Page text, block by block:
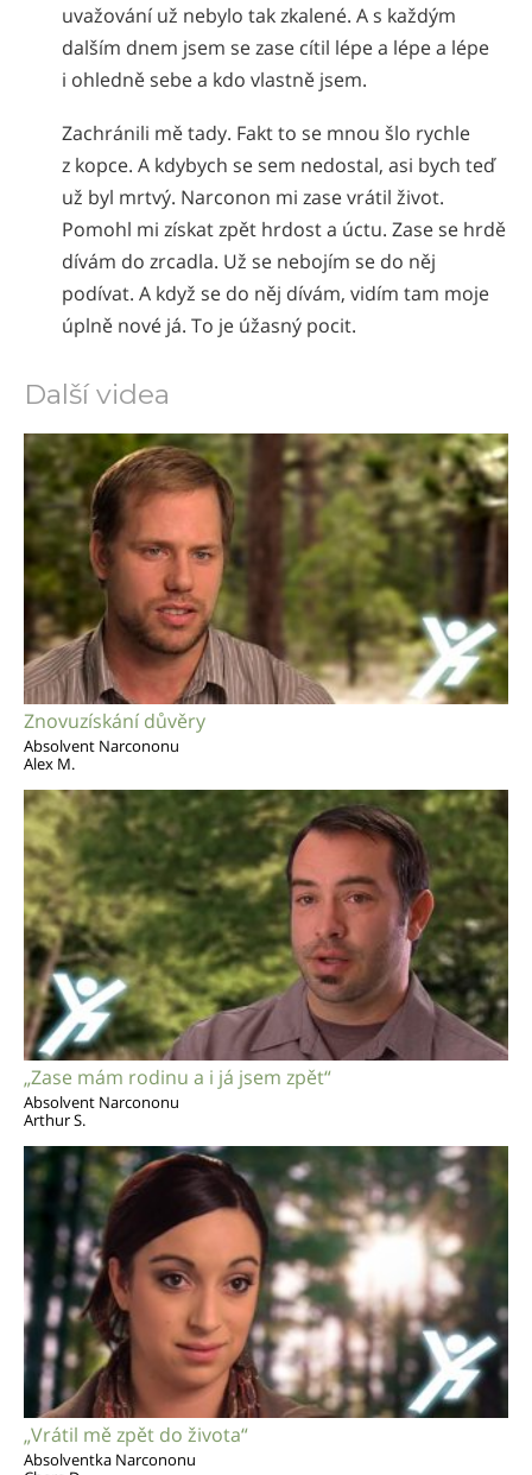
uvažování už nebylo tak zkalené. A s každým
dalším dnem jsem se zase cítil lépe a lépe a lépe
i ohledně sebe a kdo vlastně jsem.
Zachránili mě tady. Fakt to se mnou šlo rychle
z kopce. A kdybych se sem nedostal, asi bych teď
už byl mrtvý. Narconon mi zase vrátil život.
Pomohl mi získat zpět hrdost a úctu. Zase se hrdě
dívám do zrcadla. Už se nebojím se do něj
podívat. A když se do něj dívám, vidím tam moje
úplně nové já. To je úžasný pocit.
Další videa
Znovuzískání důvěry
Absolvent Narcononu
Alex M.
„Zase mám rodinu a i já jsem zpět“
Absolvent Narcononu
Arthur S.
„Vrátil mě zpět do života“
Absolventka Narcononu